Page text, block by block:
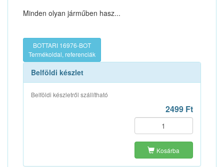
Minden olyan járműben hasz...
BOTTARI 16976-BOT
Termékoldal, referenciák
Belföldi készlet
Belföldi készletről szállítható
2499 Ft
Kosárba